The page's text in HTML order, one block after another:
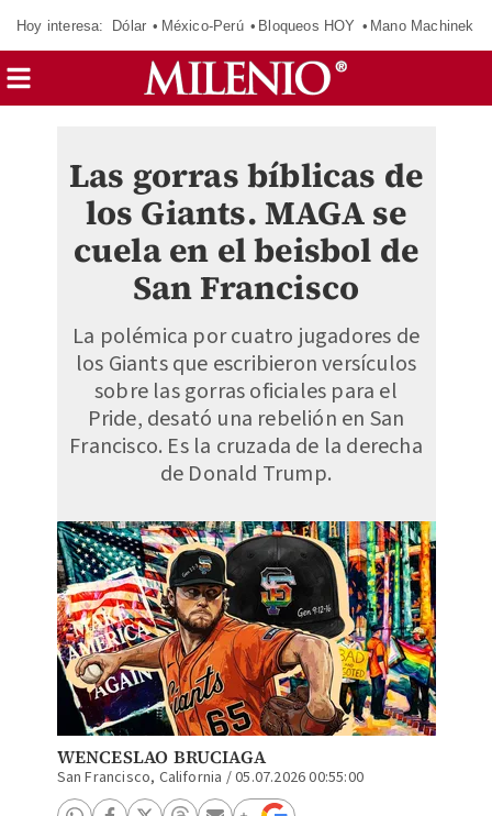
Hoy interesa: Dólar México-Perú Bloqueos HOY Mano Machinek
Las gorras bíblicas de
los Giants. MAGA se
cuela en el beisbol de
San Francisco
La polémica por cuatro jugadores de
los Giants que escribieron versículos
sobre las gorras oficiales para el
Pride, desató una rebelión en San
Francisco. Es la cruzada de la derecha
de Donald Trump.
WENCESLAO BRUCIAGA
San Francisco, California /05.07.2026 00:55:00